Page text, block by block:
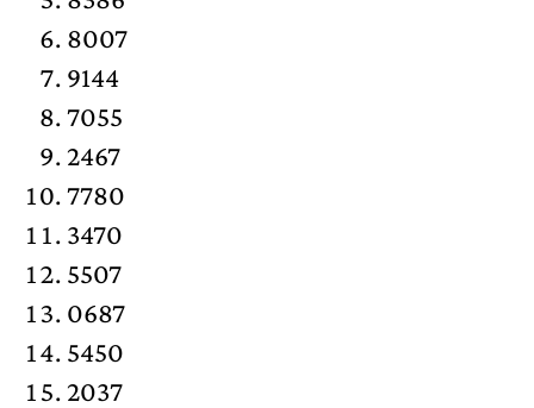
8007
9144
7055
2467
7780
3470
5507
0687
5450
2037